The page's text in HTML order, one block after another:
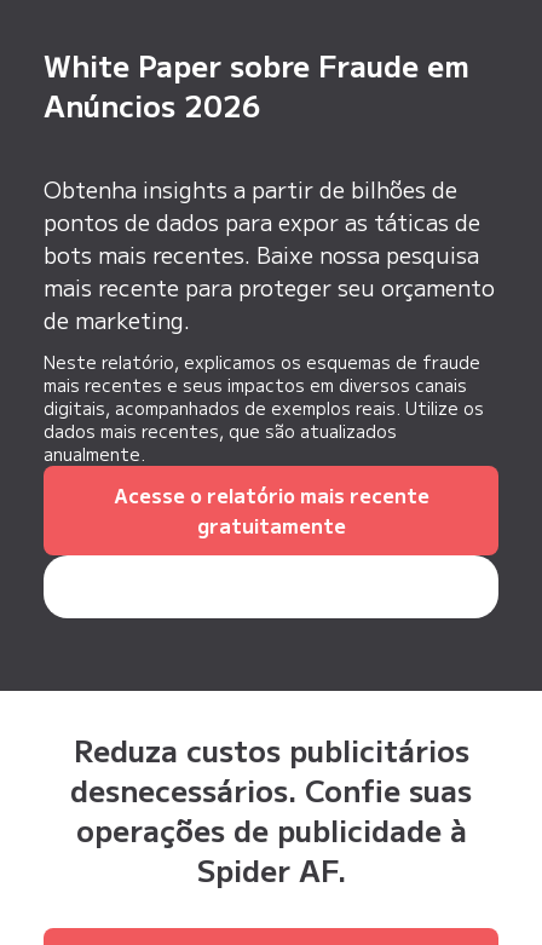
suspeito de usuários em sites ou formulários.
No entanto, identificar todos eles
manualmente pode consumir muito tempo. Ao
você pode reduzir significativamente a carga de
trabalho e aumentar a eficiência.
White Paper sobre Fraude em
Anúncios 2026
Obtenha insights a partir de bilhões de
pontos de dados para expor as táticas de
bots mais recentes. Baixe nossa pesquisa
mais recente para proteger seu orçamento
de marketing.
Neste relatório, explicamos os esquemas de fraude
mais recentes e seus impactos em diversos canais
digitais, acompanhados de exemplos reais. Utilize os
dados mais recentes, que são atualizados
anualmente.
Acesse o relatório mais recente
gratuitamente
Reduza custos publicitários
desnecessários. Confie suas
operações de publicidade à
Spider AF.